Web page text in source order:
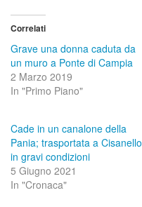
Correlati
Grave una donna caduta da
un muro a Ponte di Campia
2 Marzo 2019
In "Primo Piano"
Cade in un canalone della
Pania; trasportata a Cisanello
in gravi condizioni
5 Giugno 2021
In "Cronaca"